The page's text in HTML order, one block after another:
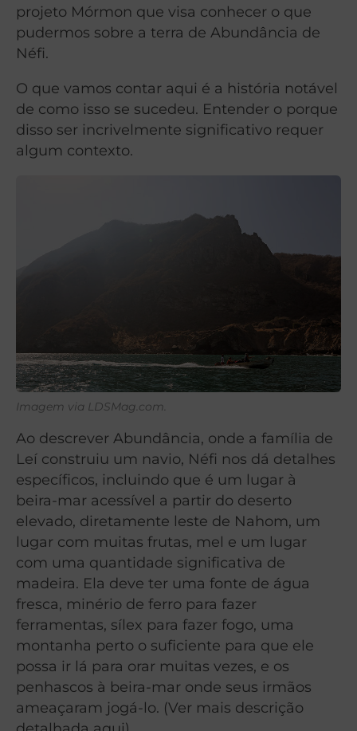
projeto Mórmon que visa conhecer o que
pudermos sobre a terra de Abundância de
Néfi.
O que vamos contar aqui é a história notável
de como isso se sucedeu. Entender o porque
disso ser incrivelmente significativo requer
algum contexto.
Imagem via LDSMag.com.
Ao descrever Abundância, onde a família de
Leí construiu um navio, Néfi nos dá detalhes
específicos, incluindo que é um lugar à
beira-mar acessível a partir do deserto
elevado, diretamente leste de Nahom, um
lugar com muitas frutas, mel e um lugar
com uma quantidade significativa de
madeira. Ela deve ter uma fonte de água
fresca, minério de ferro para fazer
ferramentas, sílex para fazer fogo, uma
montanha perto o suficiente para que ele
possa ir lá para orar muitas vezes, e os
penhascos à beira-mar onde seus irmãos
ameaçaram jogá-lo. (Ver mais descrição